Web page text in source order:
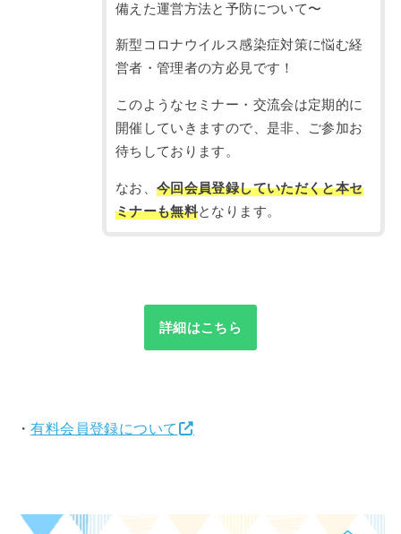
備えた運営方法と予防について〜
新型コロナウイルス感染症対策に悩む経
営者・管理者の方必見です！
このようなセミナー・交流会は定期的に
開催していきますので、是非、ご参加お
待ちしております。
なお、 今回会員登録していただくと本セ
ミナーも無料となります。
詳細はこちら
・有料会員登録について